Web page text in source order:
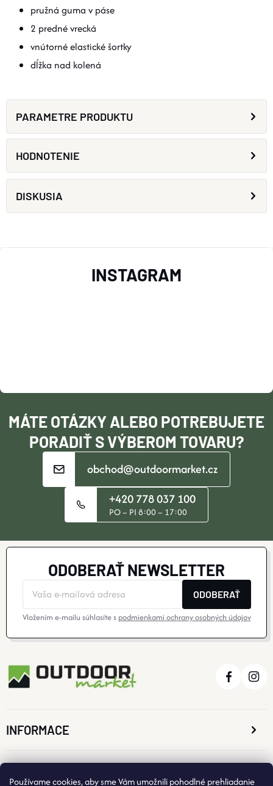
Používame cookies, aby sme Vám umožnili pohodlné prehliadanie
pružná guma v páse
2 predné vrecká
vnútorné elastické šortky
dĺžka nad kolená
PARAMETRE PRODUKTU
HODNOTENIE
DISKUSIA
T
MÁTE OTÁZKY ALEBO POTREBUJETE
PORADIŤ S VÝBEROM TOVARU?
obchod@outdoormarket.cz
+420 778 037 100
PO – PI 8:00 – 17:00
INSTAGRAM
ODOBERAŤ NEWSLETTER
ODOBERAŤ
Vložením e-mailu súhlasíte s podmienkami ochrany osobných údajov
INFORMACE